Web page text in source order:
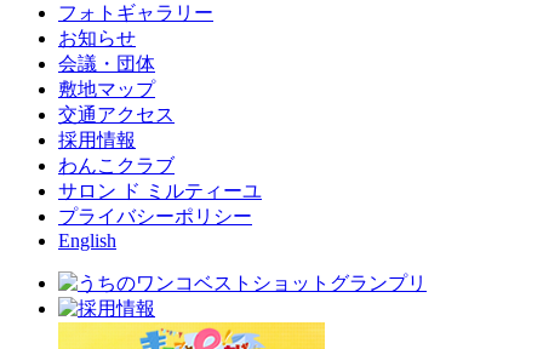
フォトギャラリー
お知らせ
会議・団体
敷地マップ
交通アクセス
採用情報
わんこクラブ
サロン ド ミルティーユ
プライバシーポリシー
English